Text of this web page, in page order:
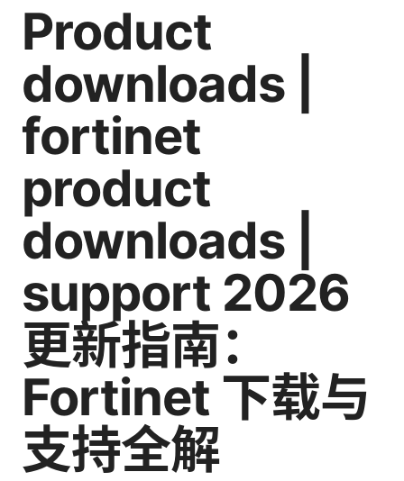
Product
downloads |
fortinet
product
downloads |
support 2026
更新指南：
Fortinet 下载与
支持全解